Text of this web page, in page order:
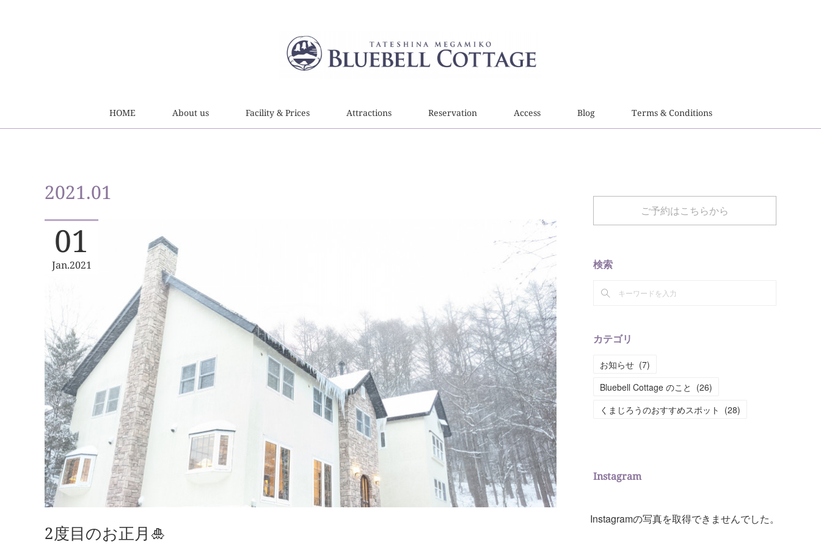
HOME About us Facility & Prices Attractions Reservation Access Blog Terms & Conditions
2021.01
2度目のお正月🎍
01
Jan 2021
ご予約はこちらから
検索
カテゴリ
お知らせ (7)
Bluebell Cottage のこと (26)
くまじろうのおすすめスポット (28)
Instagram
Instagramの写真を取得できませんでした。